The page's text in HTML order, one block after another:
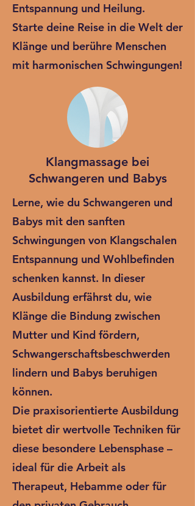
Entspannung und Heilung.
Starte deine Reise in die Welt der
Klänge und berühre Menschen
mit harmonischen Schwingungen!
Klangmassage bei
Schwangeren und Babys
Lerne, wie du Schwangeren und
Babys mit den sanften
Schwingungen von Klangschalen
Entspannung und Wohlbefinden
schenken kannst. In dieser
Ausbildung erfährst du, wie
Klänge die Bindung zwischen
Mutter und Kind fördern,
Schwangerschaftsbeschwerden
lindern und Babys beruhigen
können.
Die praxisorientierte Ausbildung
bietet dir wertvolle Techniken für
diese besondere Lebensphase –
ideal für die Arbeit als
Therapeut, Hebamme oder für